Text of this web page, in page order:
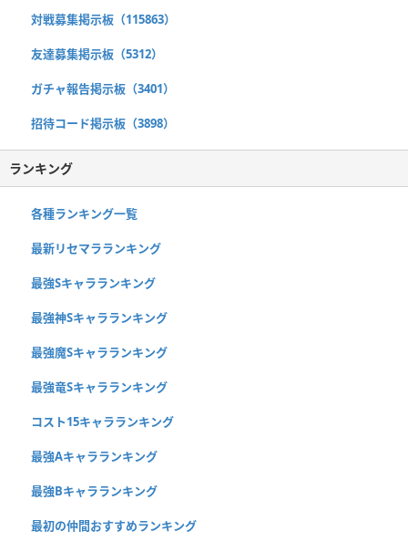
対戦募集掲示板（115863）
友達募集掲示板（5312）
ガチャ報告掲示板（3401）
招待コード掲示板（3898）
ランキング
各種ランキング一覧
最新リセマラランキング
最強Sキャラランキング
最強神Sキャラランキング
最強魔Sキャラランキング
最強竜Sキャラランキング
コスト15キャラランキング
最強Aキャラランキング
最強Bキャラランキング
最初の仲間おすすめランキング